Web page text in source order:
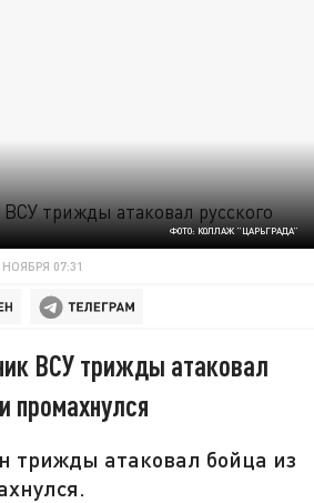
ФОТО: КОЛЛАЖ "ЦАРЬГРАДА"
НОЯБРЯ 07:31
ВСУ трижды атаковал
промахнулся
трижды атаковал бойца из